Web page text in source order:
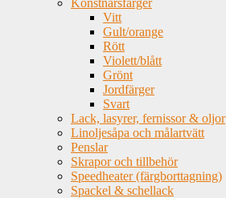
Konstnärsfärger
Vitt
Gult/orange
Rött
Violett/blått
Grönt
Jordfärger
Svart
Lack, lasyrer, fernissor & oljor
Linoljesåpa och målartvätt
Penslar
Skrapor och tillbehör
Speedheater (färgborttagning)
Spackel & schellack